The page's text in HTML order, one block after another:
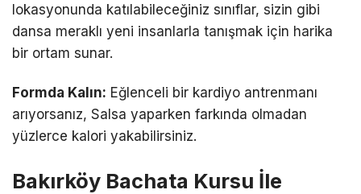
lokasyonunda katılabileceğiniz sınıflar, sizin gibi
dansa meraklı yeni insanlarla tanışmak için harika
bir ortam sunar.
Formda Kalın: Eğlenceli bir kardiyo antrenmanı
arıyorsanız, Salsa yaparken farkında olmadan
yüzlerce kalori yakabilirsiniz.
Bakırköy Bachata Kursu İle